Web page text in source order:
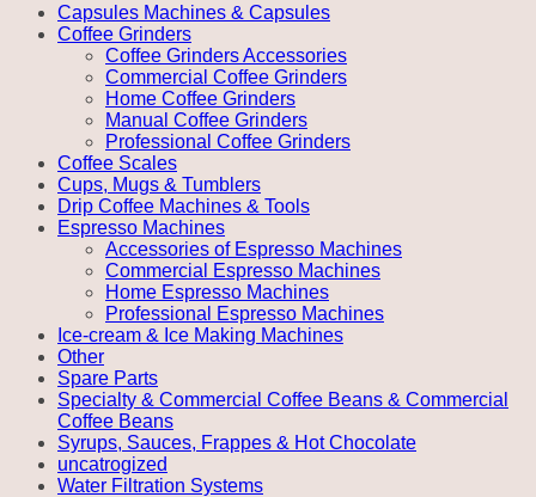
Capsules Machines & Capsules
Coffee Grinders
Coffee Grinders Accessories
Commercial Coffee Grinders
Home Coffee Grinders
Manual Coffee Grinders
Professional Coffee Grinders
Coffee Scales
Cups, Mugs & Tumblers
Drip Coffee Machines & Tools
Espresso Machines
Accessories of Espresso Machines
Commercial Espresso Machines
Home Espresso Machines
Professional Espresso Machines
Ice-cream & Ice Making Machines
Other
Spare Parts
Specialty & Commercial Coffee Beans & Commercial
Coffee Beans
Syrups, Sauces, Frappes & Hot Chocolate
uncatrogized
Water Filtration Systems